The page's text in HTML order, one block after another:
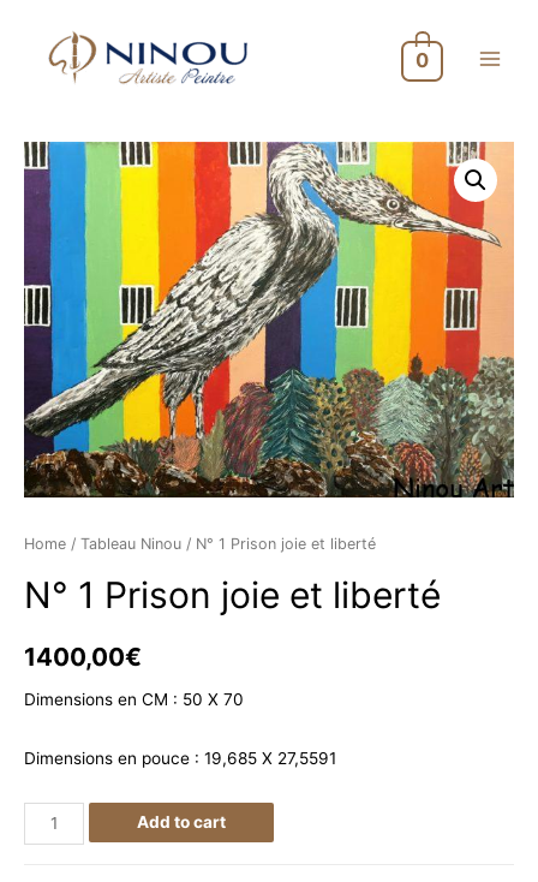
0
Home / Tableau Ninou / N° 1 Prison joie et liberté
N° 1 Prison joie et liberté
1400,00€
Dimensions en CM : 50 X 70
Dimensions en pouce : 19,685 X 27,5591
1
Add to cart